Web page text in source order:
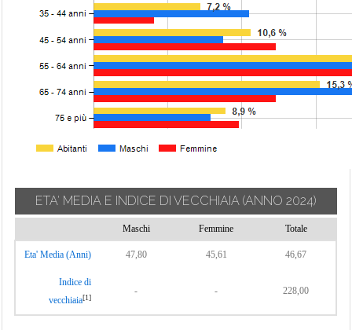
ETA' MEDIA E INDICE DI VECCHIAIA (ANNO 2024)
Maschi Femmine Totale
Eta' Media (Anni) 47,80 45,61 46,67
Indice di
vecchiaia[1]
- - 228,00